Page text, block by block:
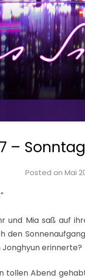
–
Posted on Mai
und Mia saß auf
den
Jonghyun erinnerte?
tollen Abend